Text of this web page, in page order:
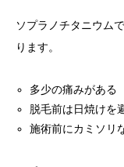
ソプラノチタニウム
ります。
多少の痛みがある
脱毛前は日焼けを
施術前にカミソリ